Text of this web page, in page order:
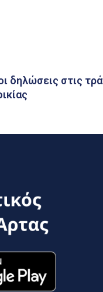
δηλώσεις στις